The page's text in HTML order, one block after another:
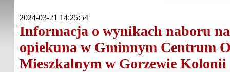
2024-03-21 14:25:54
Informacja o wynikach naboru
opiekuna w Gminnym Centrum
Mieszkalnym w Gorzewie Kolonii